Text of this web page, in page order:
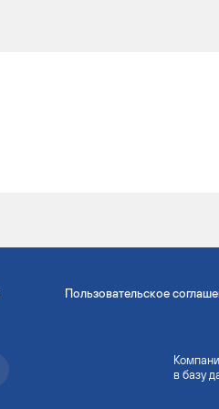
Пользовательское
в базу